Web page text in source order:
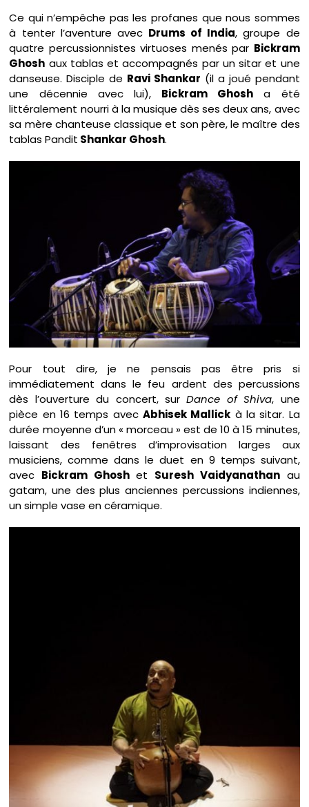
Ce qui n’empêche pas les profanes que nous sommes
à tenter l’aventure avec Drums of India, groupe de
quatre percussionnistes virtuoses menés par Bickram
Ghosh aux tablas et accompagnés par un sitar et une
danseuse. Disciple de Ravi Shankar (il a joué pendant
une décennie avec lui), Bickram Ghosh a été
littéralement nourri à la musique dès ses deux ans, avec
sa mère chanteuse classique et son père, le maître des
tablas Pandit Shankar Ghosh.
Pour tout dire, je ne pensais pas être pris si
immédiatement dans le feu ardent des percussions
dès l’ouverture du concert, surDance of Shiva, une
pièce en 16 temps avec Abhisek Mallick à la sitar. La
durée moyenne d’un « morceau » est de 10 à 15 minutes,
laissant des fenêtres d’improvisation larges aux
musiciens, comme dans le duet en 9 temps suivant,
avec Bickram Ghoshet Suresh Vaidyanathanau
gatam, une des plus anciennes percussions indiennes,
un simple vase en céramique.